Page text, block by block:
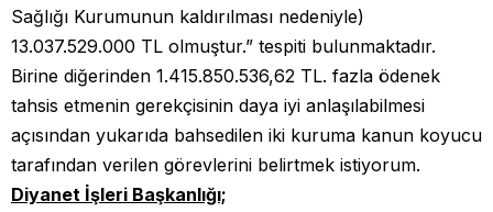
Sağlığı Kurumunun kaldırılması nedeniyle)
13.037.529.000 TL olmuştur.” tespiti bulunmaktadır.
Birine diğerinden 1.415.850.536,62 TL. fazla ödenek
tahsis etmenin gerekçisinin daya iyi anlaşılabilmesi
açısından yukarıda bahsedilen iki kuruma kanun koyucu
tarafından verilen görevlerini belirtmek istiyorum.
Diyanet İşleri Başkanlığı;